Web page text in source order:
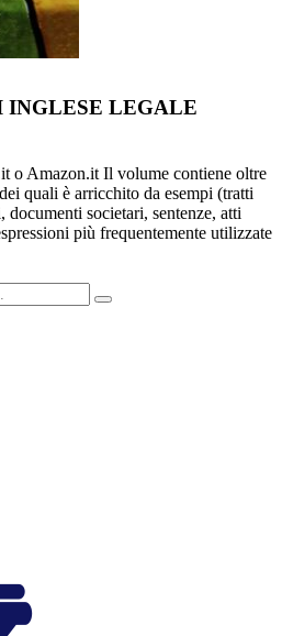
LEGALE
o Amazon.it Il volume contiene oltre
quali è arricchito da esempi (tratti
documenti societari, sentenze, atti
più frequentemente utilizzate